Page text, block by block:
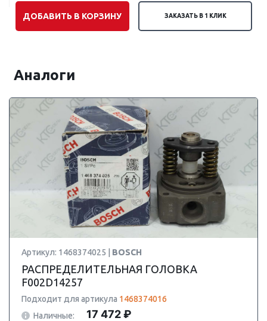
ДОБАВИТЬ В КОРЗИНУ ЗАКАЗАТЬ В 1 КЛИК
Аналоги
Артикул: 1468374025 | BOSCH
РАСПРЕДЕЛИТЕЛЬНАЯ ГОЛОВКА
F002D14257
Подходит для артикула 1468374016
Наличные:
17 472 ₽